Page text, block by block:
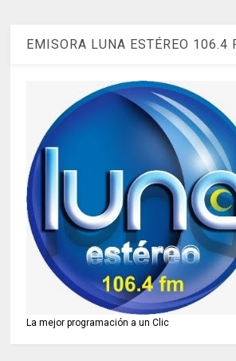
EMISORA LUNA ESTÉREO 106.4
La mejor programación a un Clic